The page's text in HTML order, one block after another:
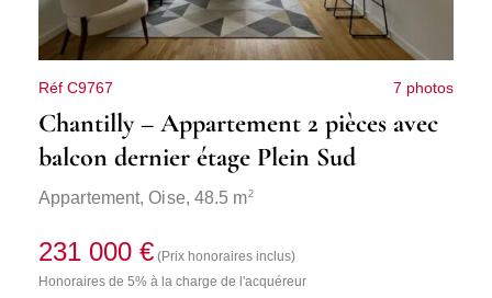
Réf C9767 7 photos
Chantilly – Appartement 2 pièces avec
balcon dernier étage Plein Sud
Appartement,Oise, 48.5 m2
231 000 € (Prix honoraires inclus)
Honoraires de 5% à la charge de l'acquéreur